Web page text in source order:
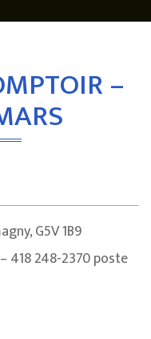
–
G5V 1B9
418 248-2370 poste